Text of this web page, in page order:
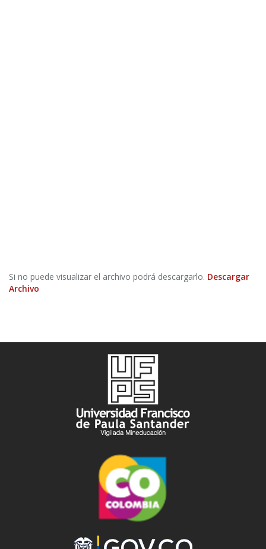
Si no puede visualizar el archivo podrá descargarlo. Descargar
Archivo